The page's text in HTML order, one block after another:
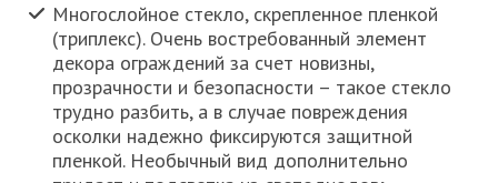
Многослойное стекло, скрепленное пленкой
(триплекс). Очень востребованный элемент
декора ограждений за счет новизны,
прозрачности и безопасности – такое стекло
трудно разбить, а в случае повреждения
осколки надежно фиксируются защитной
пленкой. Необычный вид дополнительно